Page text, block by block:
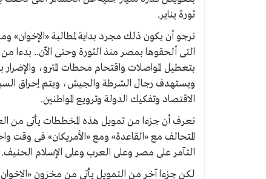
ثورة يناير.
نرجو أن يكون ذلك مجرد بداية لمطالبة
التى ألحقوها بمصر منذ الثورة وحتى الآن.. بدءا
بتعطيل المواصلات واقتحام محطات المترو،
ويستهدف رجال الشرطة والجيش، ويتم إحراق
الاقتصاد وتفكيك الدولة وترويع المواطنين.
نعرف أن جزءا من تمويل هذه المخططات يأتى من
المتحالف مع «القاعدة» ومع «الأمريكان» فى وقت
التآمر على مصر وعلى العرب وعلى الإسلام الحنيف.
لكن جزءا آخر من التمويل يأتى من مخزون